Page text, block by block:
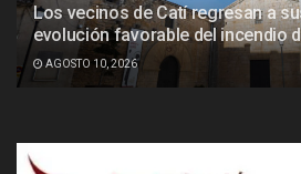
Los vecinos de Catí regresan a
evolución favorable del incendio
AGOSTO 10, 2026